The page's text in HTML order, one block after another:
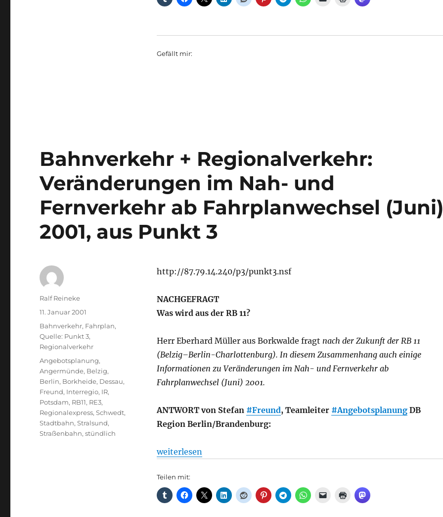
Gefällt mir:
Bahnverkehr + Regionalverkehr:
Veränderungen im Nah- und
Fernverkehr ab Fahrplanwechsel
2001, aus Punkt 3
http://87.79.14.240/p3/punkt3.nsf
NACHGEFRAGT
Was wird aus der RB 11?
Herr Eberhard Müller aus Borkwalde fragt nach der Zukunft der RB 11
(Belzig–Berlin-Charlottenburg). In diesem Zusammenhang auch einige
Informationen zu Veränderungen im Nah- und Fernverkehr ab
Fahrplanwechsel (Juni) 2001.
ANTWORT von Stefan #Freund, Teamleiter #AngebotsplanungDB
Region Berlin/Brandenburg:
„Bahnverkehr + Regionalverkehr: Veränderungen im Nah- und
weiterlesen
Teilen mit:
Autor
Ralf Reineke
Veröffentlicht
am
11. Januar 2001
Kategorien
Bahnverkehr, Fahrplan,
Quelle: Punkt 3,
Regionalverkehr
Schlagwörter
Angebotsplanung,
Angermünde, Belzig,
Berlin, Borkheide, Dessau,
Freund, Interregio, IR,
Potsdam, RB11, RE3,
Regionalexpress,Schwedt,
Stadtbahn,Stralsund,
Straßenbahn,stündlich